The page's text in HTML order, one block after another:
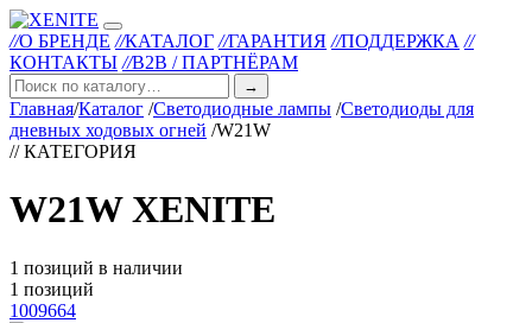
//О БРЕНДЕ //КАТАЛОГ //ГАРАНТИЯ //ПОДДЕРЖКА //
КОНТАКТЫ //B2B / ПАРТНЁРАМ
→
Главная/Каталог /Светодиодные лампы /Светодиоды для
дневных ходовых огней /W21W
// КАТЕГОРИЯ
W21W XENITE
1 позиций в наличии
1 позиций
1009664